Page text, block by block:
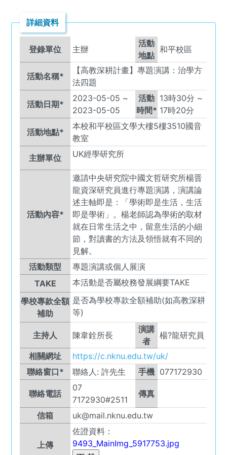
詳細資料
登錄單位 主辦
活動
地點
和平校區
活動名稱*
【高教深耕計畫】專題演講：治學方
法四題
活動日期*
2023-05-05 ~
2023-05-05
活動
時間*
13時30
分 ~
17時20分
活動地點*
本校和平校區文學大樓5樓3510國音
教室
主辦單位
UK經學研究所
活動內容*
邀請中央研究院中國文哲研究所楊晋
龍資深研究員進行專題演講，演講論
述主軸即是：「學術即是生活，生活
即是學術」。楊老師認為學術的取材
就在日常生活之中，留意生活的小細
節，對讀書的方法及領悟就有不同的
見解。
活動類型
專題演講或個人展演
TAKE
本活動是否屬校務發展綱要TAKE
學校專款全額
補助
是否為學校專款全額補助(如高教深耕
等)
主持人 陳韋銓所長
演講
者
楊?龍研究員
相關網址
https://c.nknu.edu.tw/uk/
聯絡窗口*
聯絡人: 許先生 手機 077172930
聯絡電話
07
7172930#2511
傳真
信箱 uk@mail.nknu.edu.tw
上傳
佐證資料：
9493_MainImg_5917753.jpg